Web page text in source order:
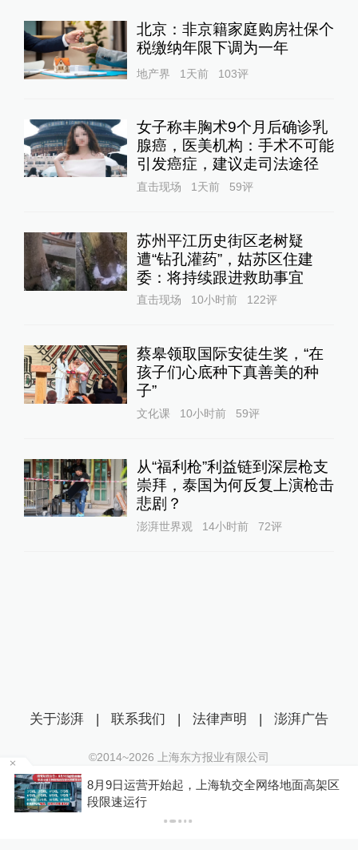
北京：非京籍家庭购房社保个
税缴纳年限下调为一年
地产界 1天前 103评
女子称丰胸术9个月后确诊乳
腺癌，医美机构：手术不可能
引发癌症，建议走司法途径
直击现场 1天前 59评
苏州平江历史街区老树疑
遭“钻孔灌药”，姑苏区住建
委：将持续跟进救助事宜
直击现场 10小时前 122评
蔡皋领取国际安徒生奖，“在
孩子们心底种下真善美的种
子”
文化课 10小时前 59评
从“福利枪”利益链到深层枪支
崇拜，泰国为何反复上演枪击
悲剧？
澎湃世界观 14小时前 72评
8月9日运营开始起，上海轨交全网络地面高架区
段限速运行
关于澎湃 | 联系我们 | 法律声明 | 澎湃广告
©2014~2026 上海东方报业有限公司
沪ICP证：沪B2-20170116 | 沪ICP备14003370号
互联网新闻信息服务许可证：31120170006
沪公网安备 31010602000299号